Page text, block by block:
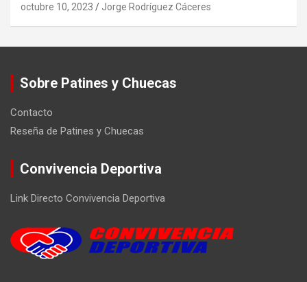
octubre 10, 2023 Jorge Rodríguez Cáceres
Sobre Patines y Chuecas
Contacto
Reseña de Patines y Chuecas
Convivencia Deportiva
Link Directo Convivencia Deportiva